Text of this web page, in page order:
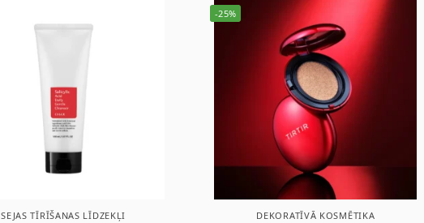
SEJAS TĪRĪŠANAS LĪDZEKĻI
-25%
DEKORATĪVĀ KOSMĒTIKA